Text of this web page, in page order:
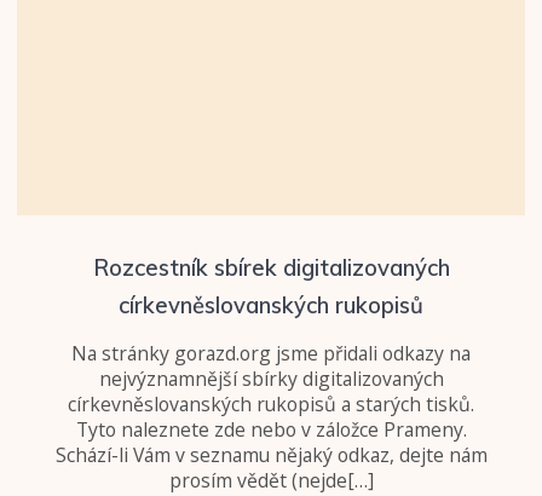
Rozcestník sbírek digitalizovaných
církevněslovanských rukopisů
Na stránky gorazd.org jsme přidali odkazy na
nejvýznamnější sbírky digitalizovaných
církevněslovanských rukopisů a starých tisků.
Tyto naleznete zde nebo v záložce Prameny.
Schází-li Vám v seznamu nějaký odkaz, dejte nám
prosím vědět (nejde[…]